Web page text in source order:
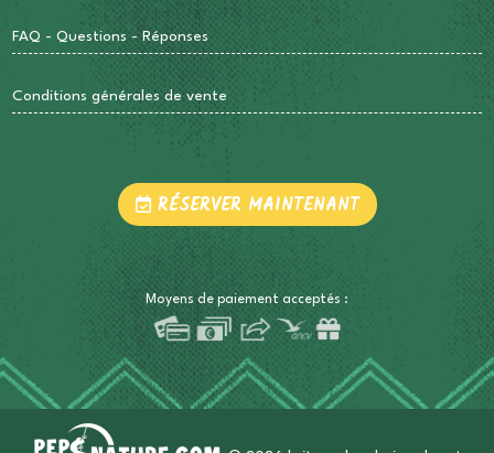
FAQ - Questions - Réponses
Conditions générales de vente
RÉSERVER MAINTENANT
Moyens de paiement acceptés :